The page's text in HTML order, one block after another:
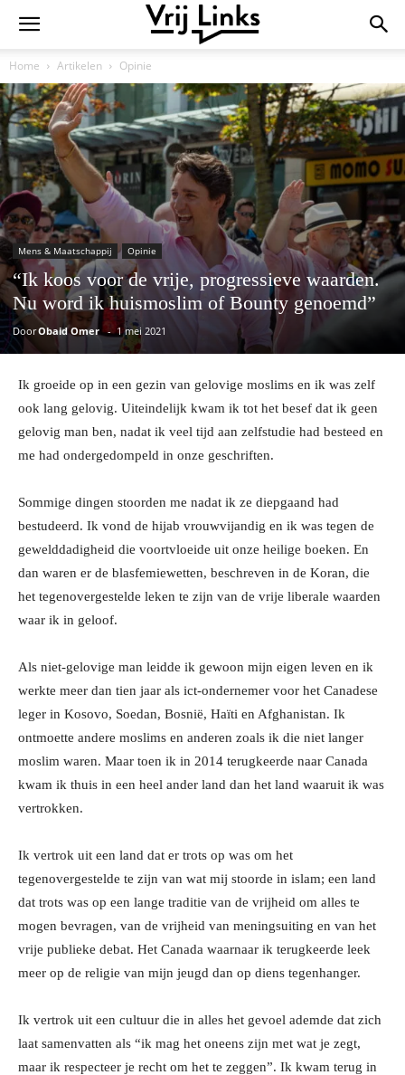
Home Artikelen Opinie
Mens & Maatschappij Opinie
“Ik koos voor de vrije, progressieve waarden.
Nu word ik huismoslim of Bounty genoemd”
DoorObaid Omer - 1 mei 2021
Ik groeide op in een gezin van gelovige moslims en ik was zelf
ook lang gelovig. Uiteindelijk kwam ik tot het besef dat ik geen
gelovig man ben, nadat ik veel tijd aan zelfstudie had besteed en
me had ondergedompeld in onze geschriften.
Sommige dingen stoorden me nadat ik ze diepgaand had
bestudeerd. Ik vond de hijab vrouwvijandig en ik was tegen de
gewelddadigheid die voortvloeide uit onze heilige boeken. En
dan waren er de blasfemiewetten, beschreven in de Koran, die
het tegenovergestelde leken te zijn van de vrije liberale waarden
waar ik in geloof.
Als niet-gelovige man leidde ik gewoon mijn eigen leven en ik
werkte meer dan tien jaar als ict-ondernemer voor het Canadese
leger in Kosovo, Soedan, Bosnië, Haïti en Afghanistan. Ik
ontmoette andere moslims en anderen zoals ik die niet langer
moslim waren. Maar toen ik in 2014 terugkeerde naar Canada
kwam ik thuis in een heel ander land dan het land waaruit ik was
vertrokken.
Ik vertrok uit een land dat er trots op was om het
tegenovergestelde te zijn van wat mij stoorde in islam; een land
dat trots was op een lange traditie van de vrijheid om alles te
mogen bevragen, van de vrijheid van meningsuiting en van het
vrije publieke debat. Het Canada waarnaar ik terugkeerde leek
meer op de religie van mijn jeugd dan op diens tegenhanger.
Ik vertrok uit een cultuur die in alles het gevoel ademde dat zich
laat samenvatten als “ik mag het oneens zijn met wat je zegt,
maar ik respecteer je recht om het te zeggen”. Ik kwam terug in